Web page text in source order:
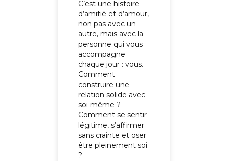
C’est une histoire
d’amitié et d’amour,
non pas avec un
autre, mais avec la
personne qui vous
accompagne
chaque jour : vous.
Comment
construire une
relation solide avec
soi-même ?
Comment se sentir
légitime, s’affirmer
sans crainte et oser
être pleinement soi
?